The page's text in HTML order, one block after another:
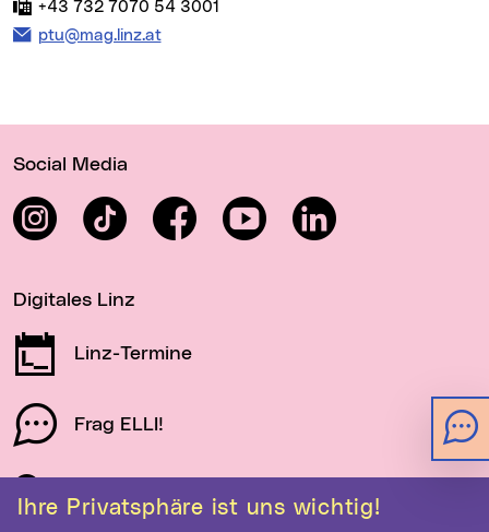
Ihre Privatsphäre ist uns wichtig!
Fax:
+43 732 7070 54 3001
E-Mail Adresse:
ptu@mag.linz.at
Social Media
InstagramTikTok FacebookYouTube LinkedIn
Digitales Linz
Linz-Termine
Frag ELLI!
Schau auf Linz